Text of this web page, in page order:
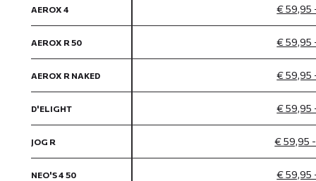
AEROX 4 € 59,95
AEROX R 50 € 59,95
AEROX R NAKED € 59,95
D'ELIGHT € 59,95
JOG R € 59,95
NEO'S 4 50 € 59,95